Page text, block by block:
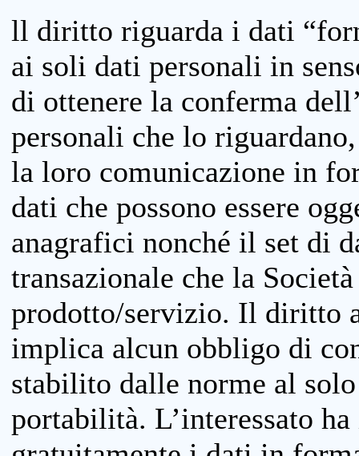
ll diritto riguarda i dati
ai soli dati personali in
di ottenere la conferma
personali che lo
la loro comunicazione in
dati che possono essere
anagrafici nonché il set di
transazionale che la
prodotto/servizio. Il diritto
implica alcun obbligo di
stabilito dalle norme al
portabilità. L’interessato